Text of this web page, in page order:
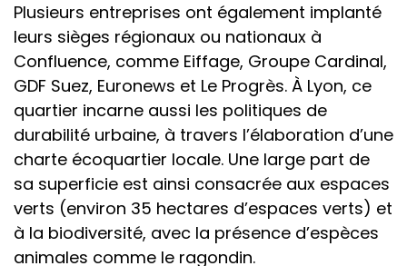
Plusieurs entreprises ont également implanté
leurs sièges régionaux ou nationaux à
Confluence, comme Eiffage, Groupe Cardinal,
GDF Suez, Euronews et Le Progrès. À Lyon, ce
quartier incarne aussi les politiques de
durabilité urbaine, à travers l’élaboration d’une
charte écoquartier locale. Une large part de
sa superficie est ainsi consacrée aux espaces
verts (environ 35 hectares d’espaces verts) et
à la biodiversité, avec la présence d’espèces
animales comme le ragondin.